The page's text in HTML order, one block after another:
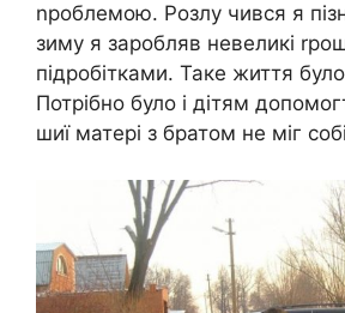
nроблемою. Розлу чився я
зиму я заробляв невеликі
підробітками. Таке життя
Потрібно було і дітям
шиї матері з братом не міг